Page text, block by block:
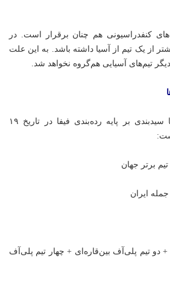
کنفدراسیونی هم چنان برقرار است. در
از یک تیم از آسیا داشته باشد. به این علت
تیم‌های آسیایی هم‌گروه نخواهد شد.
سیدبندی
بر پایه رده‌بندی فیفا در تاریخ ۱۹
+ دو تیم پلی‌آف بین‌قاره‌ای + چهار تیم پلی‌آف